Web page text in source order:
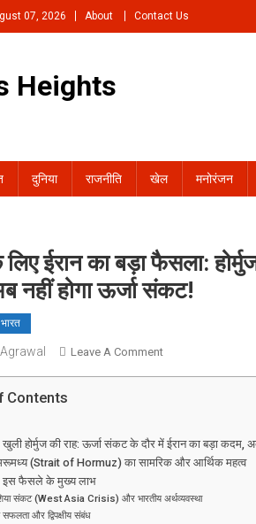
07, 2026 About Contact Us
Heights
दुनिया राजनीति खेल मनोरंजन
लिए ईरान का बड़ा फैसला:
नहीं होगा ऊर्जा संकट!
भारत
Leave A CommentOn
का
फैसला:
Contents
होर्मुज की राह: ऊर्जा संकट के दौर में ईरान का बड़ा कदम,
(Strait of Hormuz) का सामरिक और आर्थिक महत्व
इस फैसले के मुख्य लाभ
संकट (West Asia Crisis) और भारतीय अर्थव्यवस्था
और द्विपक्षीय संबंध